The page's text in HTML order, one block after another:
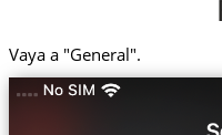
Vaya a "General".